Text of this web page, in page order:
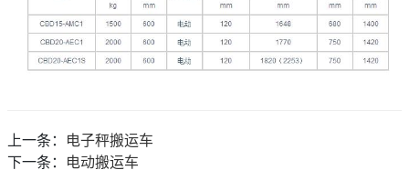
上一条： 电子秤搬运车
下一条： 电动搬运车